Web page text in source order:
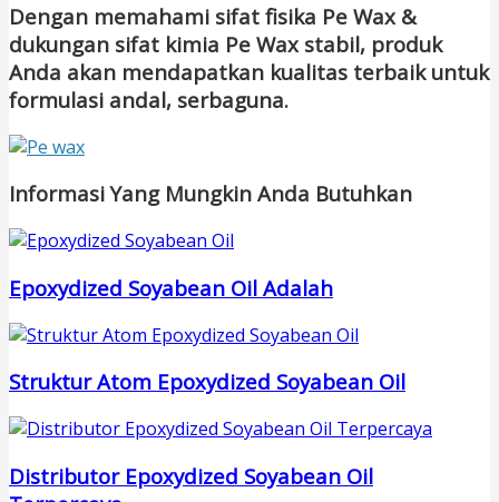
Dengan memahami sifat fisika Pe Wax &
dukungan sifat kimia Pe Wax stabil, produk
Anda akan mendapatkan kualitas terbaik untuk
formulasi andal, serbaguna.
Informasi Yang Mungkin Anda Butuhkan
Epoxydized Soyabean Oil Adalah
Struktur Atom Epoxydized Soyabean Oil
Distributor Epoxydized Soyabean Oil